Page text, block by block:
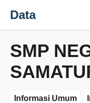
Data
SMP
Informasi Umum